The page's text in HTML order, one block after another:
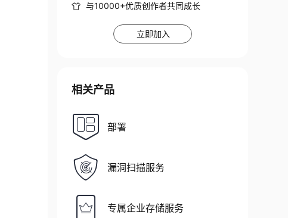
与10000+优质创作者共同成长
立即加入
相关产品
部署
漏洞扫描服务
专属企业存储服务